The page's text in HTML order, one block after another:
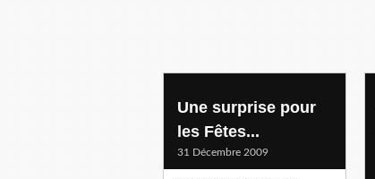
Une surprise pour
les Fêtes...
31 Décembre 2009